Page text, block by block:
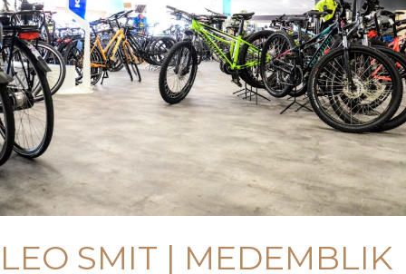
LEO SMIT | MEDEMBLIK
Medemblik